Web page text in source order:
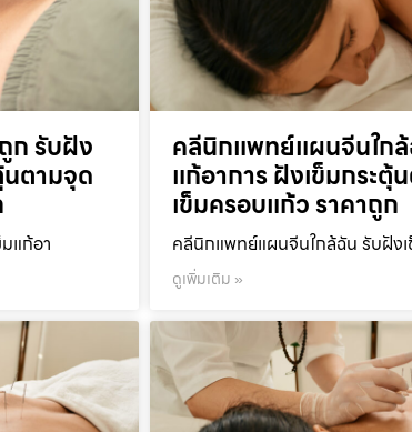
ก รับฝัง
นตามจุด
แก้อา
คลีนิกแพทย์แผนจีนใก
แก้อาการ ฝังเข็มกระตุ้
เข็มครอบแก้ว ราคาถูก
คลีนิกแพทย์แผนจีนใกล้ฉัน รับฝังเ
ดูเพิ่มเติม »